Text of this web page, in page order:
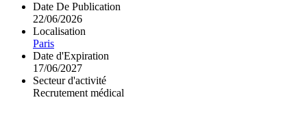
Date De Publication
22/06/2026
Localisation
Paris
Date d'Expiration
17/06/2027
Secteur d'activité
Recrutement médical